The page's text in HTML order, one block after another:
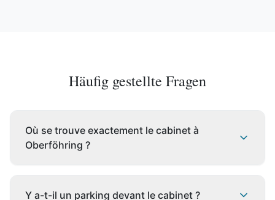
Häufig gestellte Fragen
Où se trouve exactement le cabinet à
Oberföhring ?
Y a-t-il un parking devant le cabinet ?